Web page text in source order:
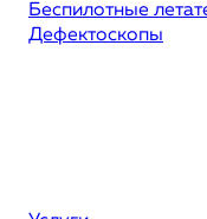
Беспилотные
Дефектоскопы